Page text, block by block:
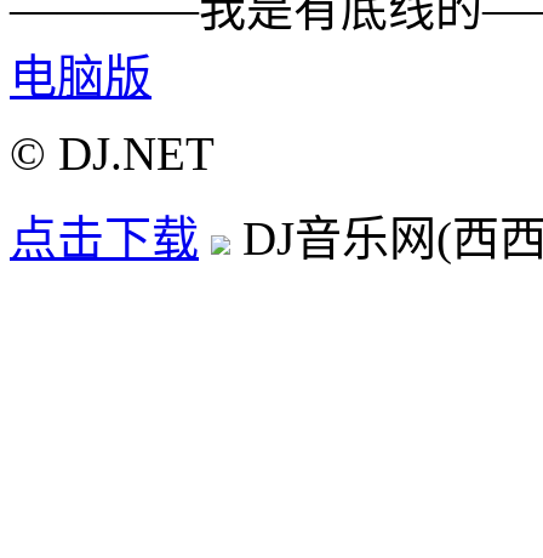
电脑版
© DJ.NET
点击下载
DJ音乐网(西